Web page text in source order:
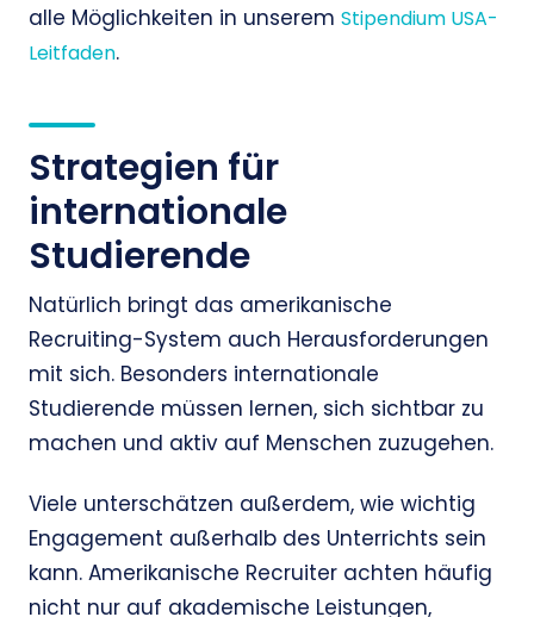
alle Möglichkeiten in unserem Stipendium USA-
Leitfaden.
Strategien für
internationale
Studierende
Natürlich bringt das amerikanische
Recruiting-System auch Herausforderungen
mit sich. Besonders internationale
Studierende müssen lernen, sich sichtbar zu
machen und aktiv auf Menschen zuzugehen.
Viele unterschätzen außerdem, wie wichtig
Engagement außerhalb des Unterrichts sein
kann. Amerikanische Recruiter achten häufig
nicht nur auf akademische Leistungen,